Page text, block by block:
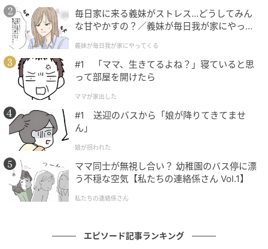
リング、ガスケットなどの交換時期がすぐに分かる。
「大事なのは悪くなる前に交換（直す）するんです。
悪くなって壊れると、その周りのパーツにも影響し
て、結果的に故障が大きくなって（修理代なども）高
くつくんですよ。それは人間もバイクも同じだと思い
ます」と久本さん。
毎日家に来る義妹がストレス…どうしてみん
な甘やかすの？／義妹が毎日我が家にやって
が】
義妹が毎日我が家にやってくる
#1 「ママ、生きてるよね？」寝ていると思
って部屋を開けたら
ママが家出した
#1 送迎のバスから「娘が降りてきてませ
ん」
娘が拐われた
ママ同士が無視し合い？ 幼稚園のバス停に漂
う不穏な空気【私たちの連絡係さん Vol.1】
私たちの連絡係さん
エピソード記事ランキング